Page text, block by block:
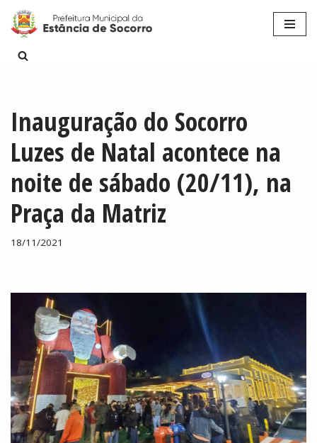
Pular
para
Inauguração do Socorro
Luzes de Natal acontece na
noite de sábado (20/11), na
Praça da Matriz
18/11/2021